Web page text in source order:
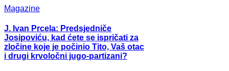
Magazine
J. Ivan Prcela: Predsjedniče
Josipoviću, kad ćete se ispričati za
zločine koje je počinio Tito, Vaš otac
i drugi krvoločni jugo-partizani?